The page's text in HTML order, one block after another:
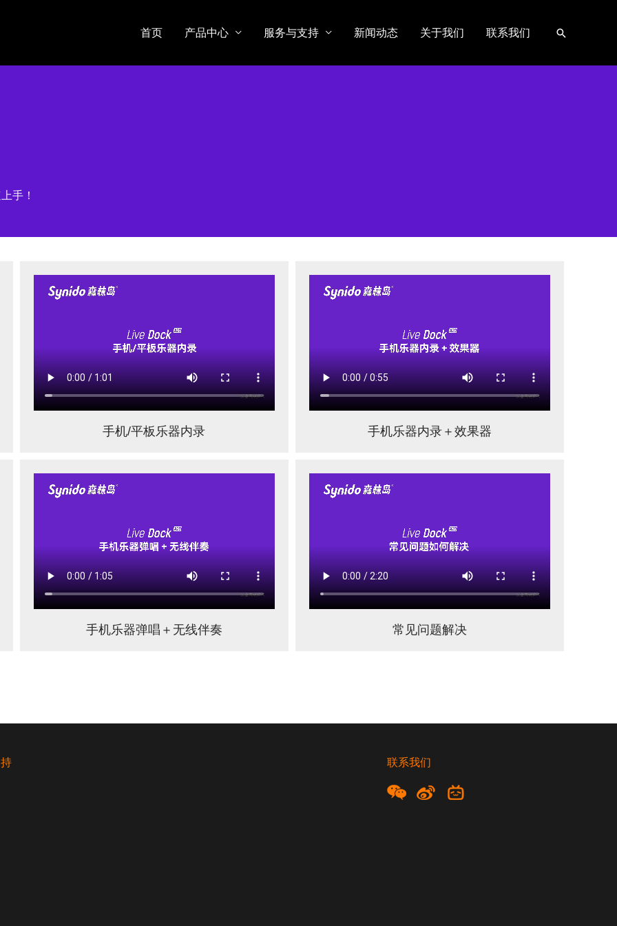
首页 产品中心 服务与支持 新闻动态 关于我们 联系我们
搜
手！
手机/平板乐器内录 手机乐器内录＋效果器
手机乐器弹唱＋无线伴奏 常见问题解决
联系我们